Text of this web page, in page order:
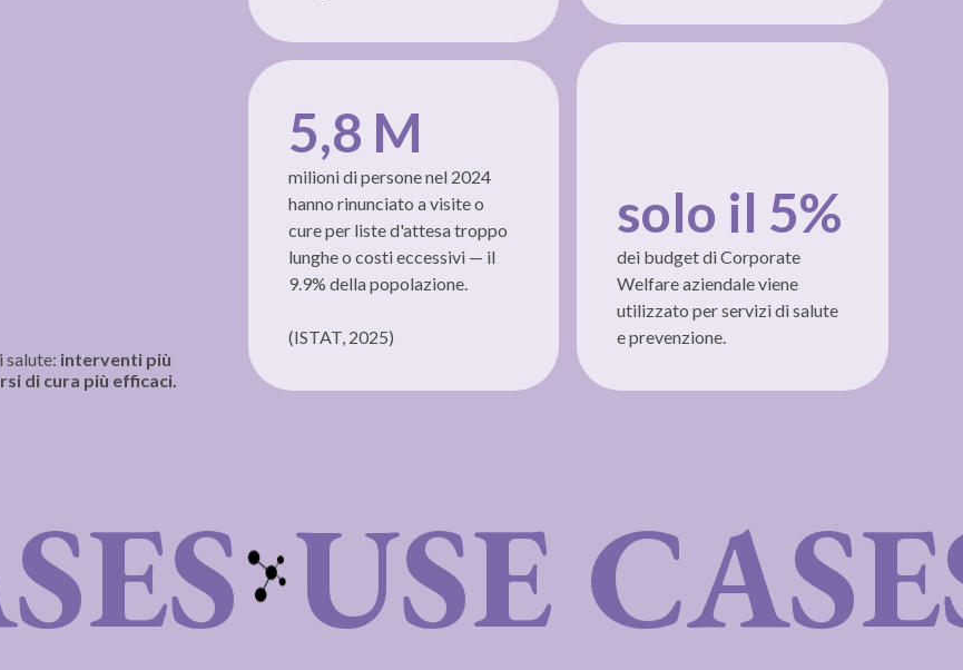
salute: interventi più
di cura più efficaci.
solo il 5%
dei budget di Corporate
Welfare aziendale viene
utilizzato per servizi di salute
e prevenzione.
5,8 M
milioni di persone nel 2024
hanno rinunciato a visite o
cure per liste d'attesa troppo
lunghe o costi eccessivi — il
9.9% della popolazione.
(ISTAT, 2025)
USE